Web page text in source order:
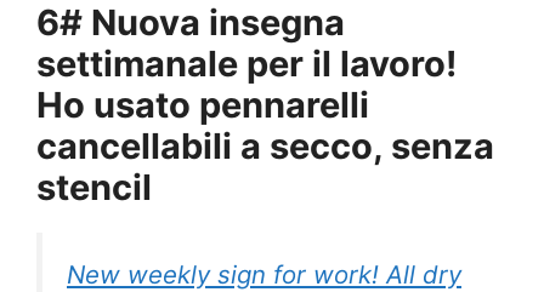
6# Nuova insegna
settimanale per il lavoro!
Ho usato pennarelli
cancellabili a secco, senza
stencil
New weekly sign for work! All dry